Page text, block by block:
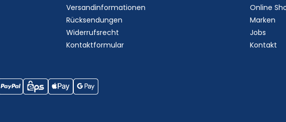
Versandinformationen
Rücksendungen
Widerrufsrecht
Kontaktformular
Online
Marken
Jobs
Kontakt